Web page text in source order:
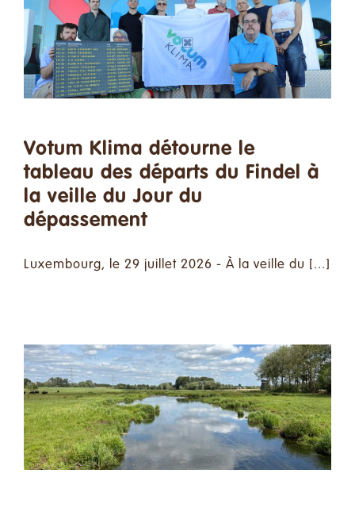
Kontakt
Suche
Deutsch
Votum Klima détourne le
tableau des départs du Findel à
la veille du Jour du
dépassement
Luxembourg, le 29 juillet 2026 - À la veille du [...]